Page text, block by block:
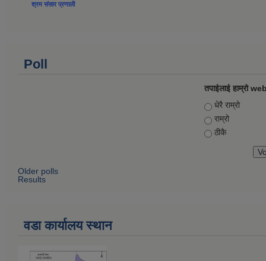
श्रम संसार प्रणाली
Poll
तपाईलाई हाम्रो
Choices
धेरै राम्रो
राम्रो
ठीकै
Older polls
Results
वडा कार्यालय स्थान